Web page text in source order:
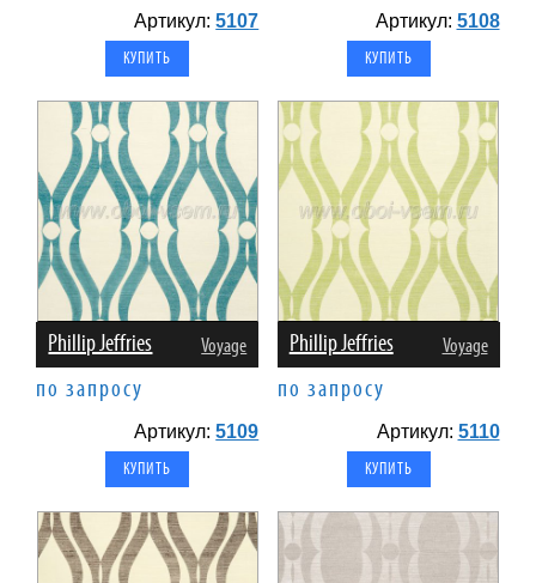
Артикул:5107 Артикул: 5108
Phillip Jeffries Voyage
по запросу
Артикул:5109
Phillip Jeffries Voyage
по запросу
Артикул: 5110